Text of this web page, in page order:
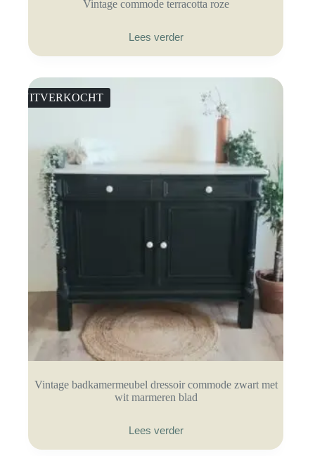
Vintage commode terracotta roze
Lees verder
UITVERKOCHT
Vintage badkamermeubel dressoir commode zwart met
wit marmeren blad
Lees verder